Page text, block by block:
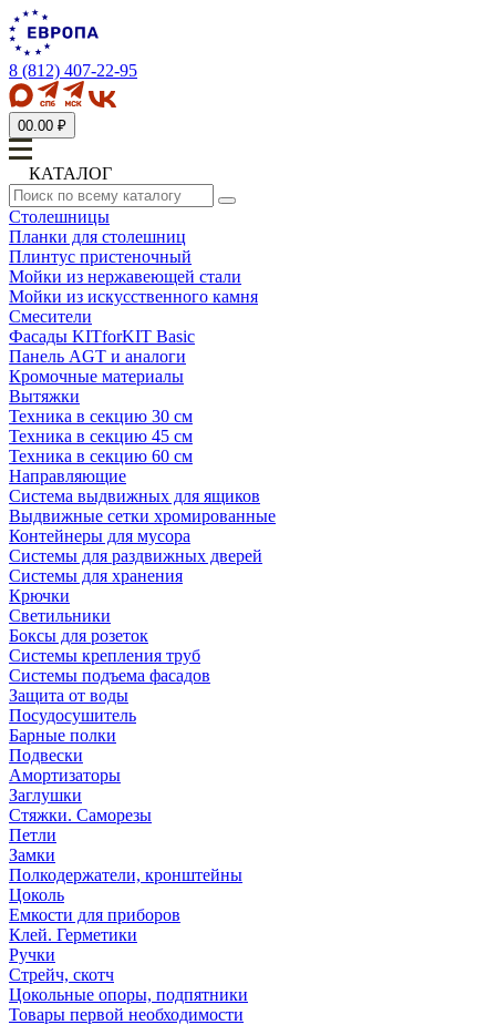
8 (812) 407-22-95
00.00 ₽
КАТАЛОГ
Столешницы
Планки для столешниц
Плинтус пристеночный
Мойки из нержавеющей стали
Мойки из искусственного камня
Смесители
Фасады KITforKIT Basic
Панель AGT и аналоги
Кромочные материалы
Вытяжки
Техника в секцию 30 см
Техника в секцию 45 см
Техника в секцию 60 см
Направляющие
Система выдвижных для ящиков
Выдвижные сетки хромированные
Контейнеры для мусора
Системы для раздвижных дверей
Системы для хранения
Крючки
Светильники
Боксы для розеток
Системы крепления труб
Системы подъема фасадов
Защита от воды
Посудосушитель
Барные полки
Подвески
Амортизаторы
Заглушки
Стяжки. Саморезы
Петли
Замки
Полкодержатели, кронштейны
Цоколь
Емкости для приборов
Клей. Герметики
Ручки
Стрейч, скотч
Цокольные опоры, подпятники
Товары первой необходимости